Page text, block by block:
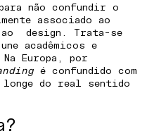
não confundir o
associado ao
design. Trata-se
acadêmicos e
Europa, por
é confundido com
longe do real sentido